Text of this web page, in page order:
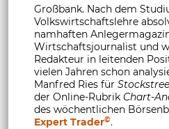
Großbank. Nach dem
Volkswirtschaftslehre
namhaften
Wirtschaftsjournalist und
Redakteur in leitenden
vielen Jahren schon
Manfred Ries für
der Online-Rubrik Chart-
des wöchentlichen
Expert Trader©.